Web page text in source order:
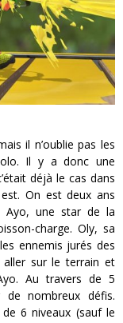
il n’oublie pas les
Il y a donc une
déjà le cas dans
On est deux ans
Ayo, une star de la
charge. Oly, sa
ennemis jurés des
aller sur le terrain et
Au travers de 5
de nombreux défis.
6 niveaux (sauf le